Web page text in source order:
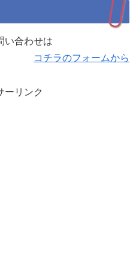
い合わせは
コチラのフォームから
ーリンク